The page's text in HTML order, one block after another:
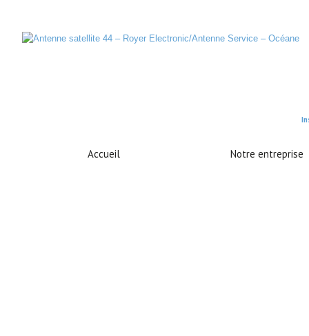
Accueil Notre entreprise